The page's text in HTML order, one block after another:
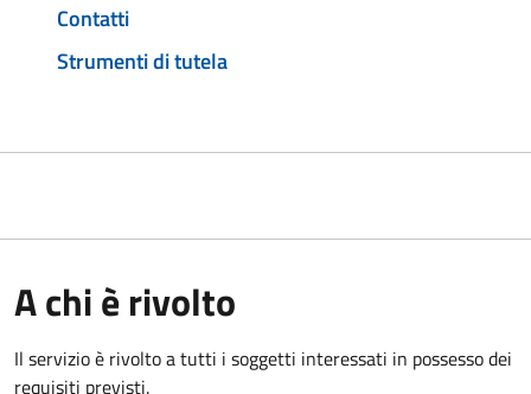
Contatti
Strumenti di tutela
A chi è rivolto
Il servizio è rivolto a tutti i soggetti interessati in possesso dei
requisiti previsti.